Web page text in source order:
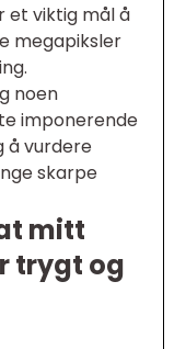
et viktig mål å
megapiksler
noen
imponerende
å vurdere
skarpe
mitt
trygt og